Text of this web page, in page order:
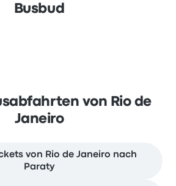
Busbud
von Rio de
Janeiro
von Rio de Janeiro nach
Paraty